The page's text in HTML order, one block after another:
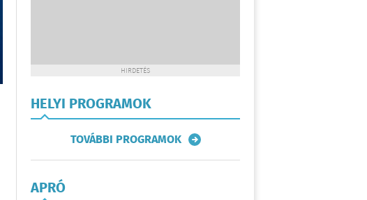
HIRDETÉS
HELYI PROGRAMOK
TOVÁBBI PROGRAMOK
APRÓ